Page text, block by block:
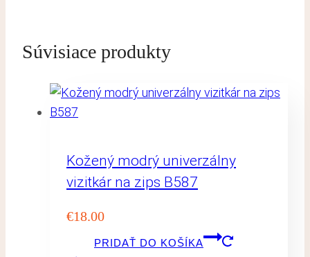
Súvisiace produkty
Kožený modrý univerzálny
vizitkár na zips B587
€18.00
PRIDAŤ DO KOŠÍKA